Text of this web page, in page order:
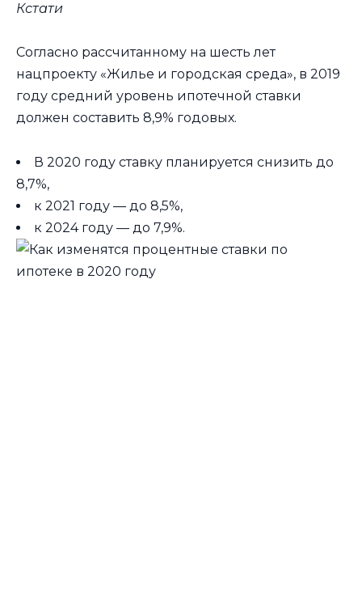
Кстати
Согласно рассчитанному на шесть лет
нацпроекту «Жилье и городская среда», в 2019
году средний уровень ипотечной ставки
должен составить 8,9% годовых.
В 2020 году ставку планируется снизить до
8,7%,
к 2021 году — до 8,5%,
к 2024 году — до 7,9%.